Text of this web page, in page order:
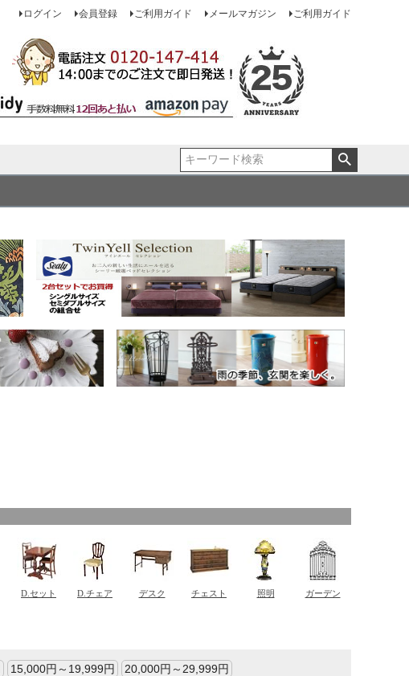
ログイン 会員登録 ご利用ガイド メールマガジン ご利用ガイド
15,000円～19,999円 20,000円～29,999円